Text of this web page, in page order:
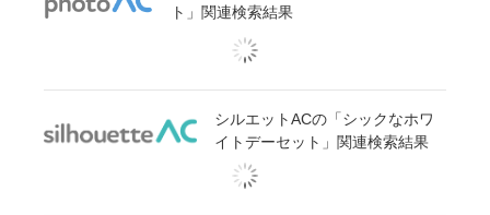
ト」関連検索結果
シルエットACの「シックなホワ
イトデーセット」関連検索結果